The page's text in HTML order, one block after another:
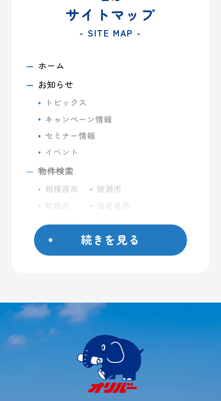
サイトマップ
- SITE MAP -
ホーム
お知らせ
トピックス
キャンペーン情報
セミナー情報
イベント
物件検索
相模原市
町田市
八王子市
座間市
日野市
厚木市
綾瀬市
海老名市
川崎市
藤沢市
屋外コンテナ
大型ガレージ
初めての方へ
よくあるご質問
続きを見る